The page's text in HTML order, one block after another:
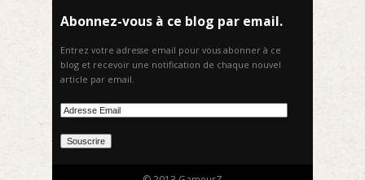
Abonnez-vous à ce blog par email.
Entrez votre adresse email pour vous abonner à ce
blog et recevoir une notification de chaque nouvel
article par email.